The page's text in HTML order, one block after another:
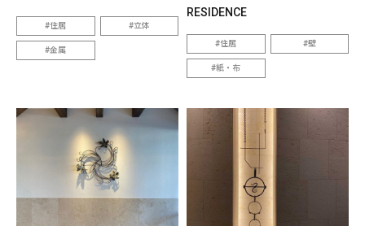
住居 立体
金属
RESIDENCE
住居 壁
紙・布